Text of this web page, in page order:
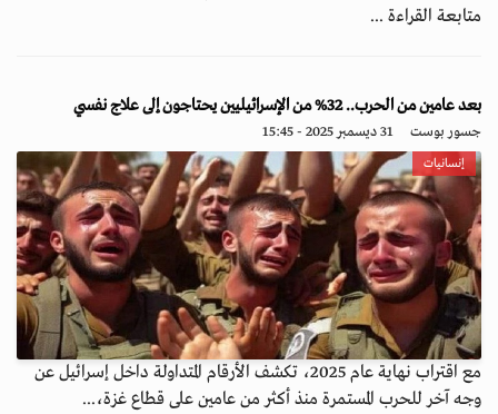
متابعة القراءة ...
بعد عامين من الحرب.. 32% من الإسرائيليين يحتاجون إلى علاج نفسي
جسور بوست 31 ديسمبر 2025 - 15:45
إنسانيات
مع اقتراب نهاية عام 2025، تكشف الأرقام المتداولة داخل إسرائيل عن
وجه آخر للحرب المستمرة منذ أكثر من عامين على قطاع غزة،...